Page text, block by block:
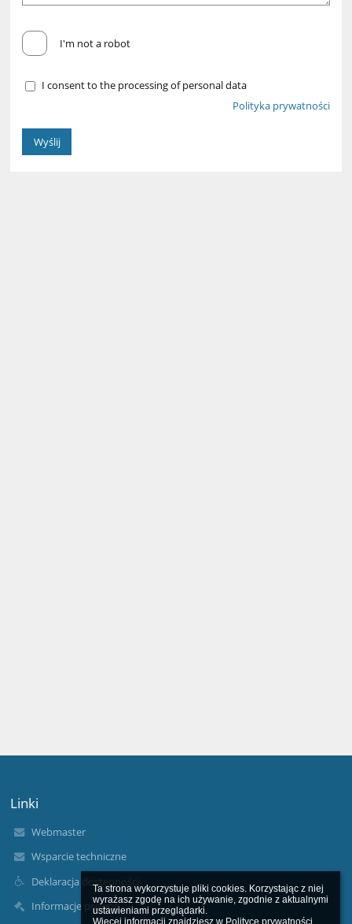
Ta strona wykorzystuje pliki cookies. Korzystając z niej
wyrażasz zgodę na ich używanie, zgodnie z aktualnymi
ustawieniami przeglądarki.
Więcej informacji znajdziesz w Polityce prywatności.
I'm not a robot
I consent to the processing of personal data
Polityka prywatności
Linki
Webmaster
Wsparcie techniczne
Deklaracja dostępności
Informacje prawne